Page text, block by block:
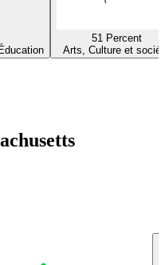
51 Percent
Arts, Culture et